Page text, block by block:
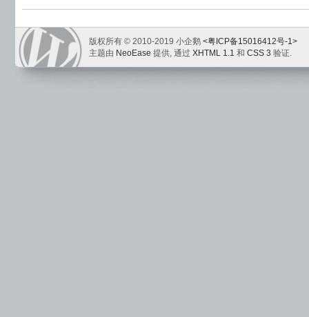
版权所有 © 2010-2019 小企鹅 <粤ICP备15016412号-1>
主题由 NeoEase 提供, 通过 XHTML 1.1 和 CSS 3 验证.